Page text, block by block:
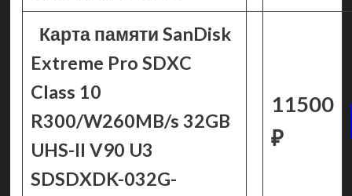
Карта памяти SanDisk
Extreme Pro SDXC
Class 10
R300/W260MB/s 32GB
UHS-II V90 U3
SDSDXDK-032G-
11500
₽